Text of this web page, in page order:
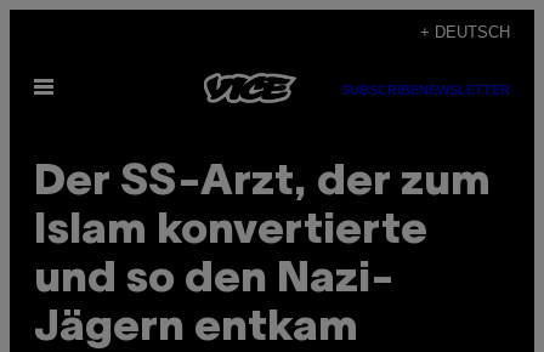
content
+ DEUTSCH
Open
SUBSCRIBENEWSLETTER
Der SS-Arzt, der zum
Islam konvertierte
und so den Nazi-
Jägern entkam